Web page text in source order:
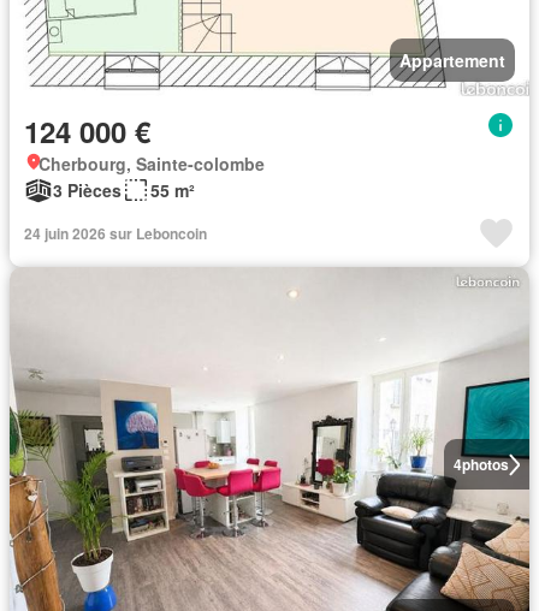
Appartement
124 000 €
Cherbourg, Sainte-colombe
3 Pièces
55 m²
24 juin 2026 sur Leboncoin
4photos